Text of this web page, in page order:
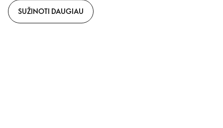
SUŽINOTI DAUGIAU